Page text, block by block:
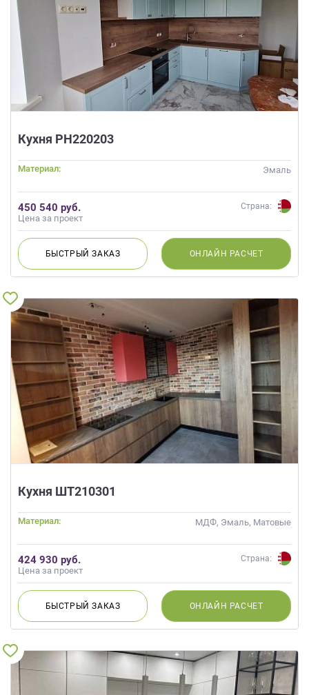
Кухня РН220203
Материал: Эмаль
450 540 руб.
Цена за проект
Страна:
БЫСТРЫЙЗАКАЗ ОНЛАЙН РАСЧЕТ
Кухня ШТ210301
Материал: МДФ, Эмаль, Матовые
424 930 руб.
Цена за проект
Страна:
БЫСТРЫЙЗАКАЗ ОНЛАЙН РАСЧЕТ